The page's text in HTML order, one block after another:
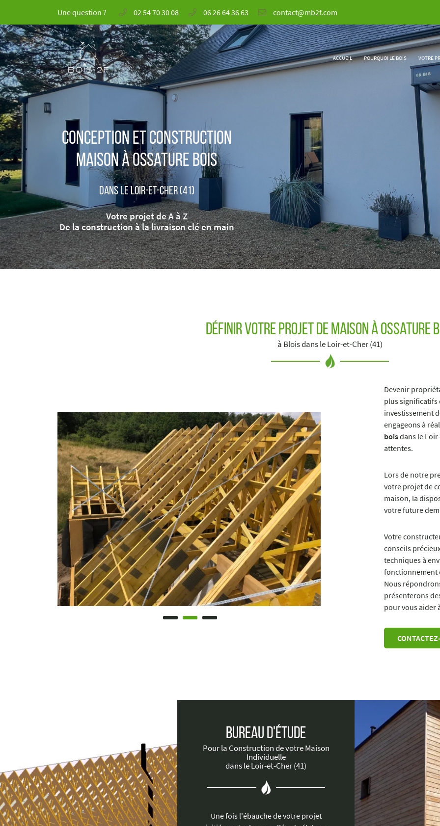
Une question ? 02 54 70 30 08 06 26 64 36 63
ACCUEIL POURQUOI LE BOIS VOTRE
41 Rue André Boulle
41000 BLOIS
02 54 70 30 08
 Adresse email de réception
 Recopier le code ci-contre
Rafraîchir le captcha
En cochant cette case, vous consentez à recevoir nos propositions commerciales à l'adresse
Conception et construction
Maison à ossature bois
Dans le Loir-et-Cher (41)
Votre projet de A à Z
De la construction à la livraison clé en main
Définir votre Projet de maison à ossature
à Blois dans le Loir-et-Cher (41)
Devenir
plus significatifs
investissement
engageons à
boisdans le
attentes.
Lors de notre
votre projet de
maison, la
votre future
Votre
conseils
techniques à
fonctionnement
Nous
présenterons
pour vous aider
Bureau d'Étude
Pour la Construction de votre Maison
Individuelle
dans le Loir-et-Cher (41)
Une fois l'ébauche de votre projet